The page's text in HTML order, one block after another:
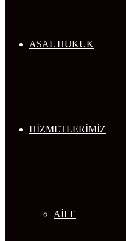
ASAL HUKUK
HİZMETLERİMİZ
AİLE